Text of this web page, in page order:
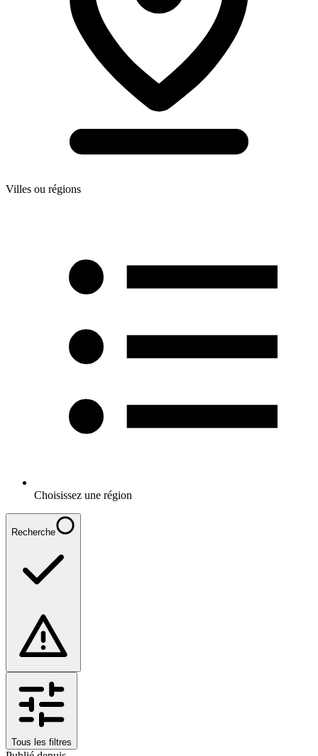
Villes ou régions
Choisissez une région
Recherche
Tous les filtres